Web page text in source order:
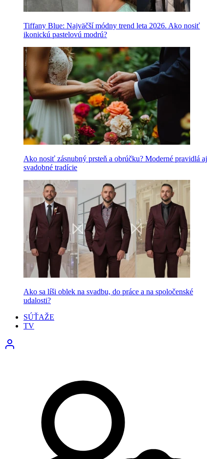
Tiffany Blue: Najväčší módny trend leta 2026. Ako nosiť
ikonickú pastelovú modrú?
Ako nosiť zásnubný prsteň a obrúčku? Moderné pravidlá aj
svadobné tradície
Ako sa líši oblek na svadbu, do práce a na spoločenské
udalosti?
SÚŤAŽE
TV